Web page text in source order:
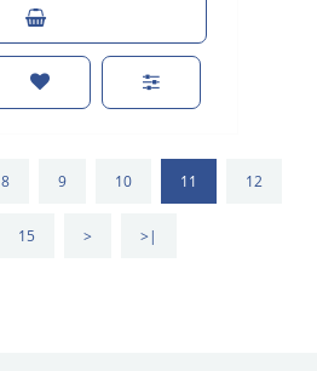
8 9 10 11 12
15 > >|